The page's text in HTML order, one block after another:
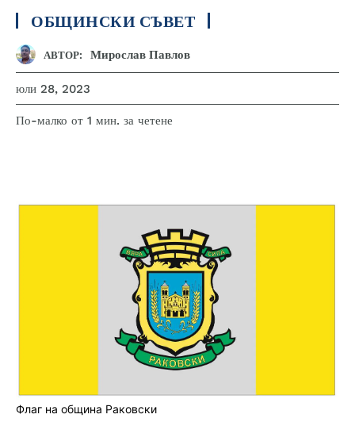
ОБЩИНСКИ СЪВЕТ
АВТОР: Мирослав Павлов
юли 28, 2023
По-малко от 1 мин. за четене
Флаг на община Раковски